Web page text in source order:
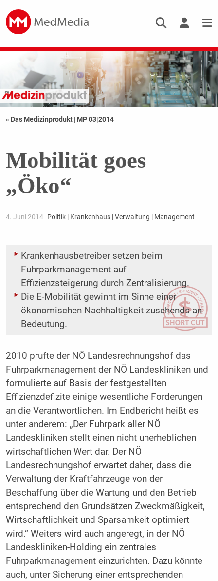
« Das Medizinprodukt | MP 03|2014
Mobilität goes
„Öko“
4. Juni 2014 Politik | Krankenhaus | Verwaltung | Management
Krankenhausbetreiber setzen beim
Fuhrparkmanagement auf
Effizienzsteigerung durch Zentralisierung.
Die E-Mobilität gewinnt im Sinne einer
ökonomischen Nachhaltigkeit zusehends an
Bedeutung.
2010 prüfte der NÖ Landesrechnungshof das
Fuhrparkmanagement der NÖ Landeskliniken und
formulierte auf Basis der festgestellten
Effizienzdefizite einige wesentliche Forderungen
an die Verantwortlichen. Im Endbericht heißt es
unter anderem: „Der Fuhrpark aller NÖ
Landeskliniken stellt einen nicht unerheblichen
wirtschaftlichen Wert dar. Der NÖ
Landesrechnungshof erwartet daher, dass die
Verwaltung der Kraftfahrzeuge von der
Beschaffung über die Wartung und den Betrieb
entsprechend den Grundsätzen Zweckmäßigkeit,
Wirtschaftlichkeit und Sparsamkeit optimiert
wird.“ Weiters wird auch angeregt, in der NÖ
Landeskliniken-Holding ein zentrales
Fuhrparkmanagement einzurichten. Dazu könnte
auch, unter Sicherung einer entsprechenden